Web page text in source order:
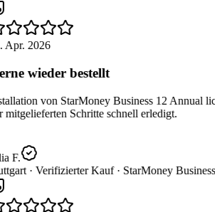
Apr. 2026
wieder bestellt
von StarMoney Business 12 Annual
mitgelieferten Schritte schnell erledigt.
F.
· Verifizierter Kauf · StarMoney